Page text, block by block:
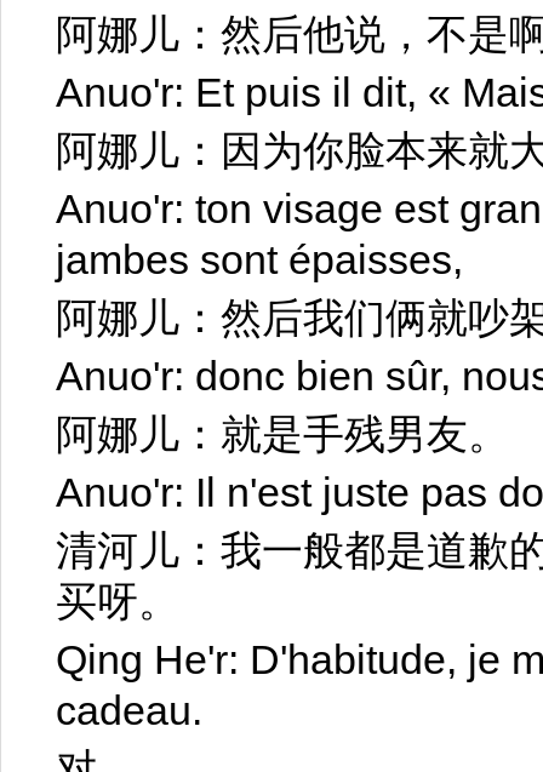
阿娜儿：然后他说，不是
Anuo'r: Et puis il dit, «
阿娜儿：因为你脸本来就
Anuo'r: ton visage est
jambes sont épaisses,
阿娜儿：然后我们俩就吵
Anuo'r: donc bien sûr,
阿娜儿：就是手残男友。
Anuo'r: Il n'est juste pas
清河儿：我一般都是道歉
买呀。
Qing He'r: D'habitude, je
cadeau.